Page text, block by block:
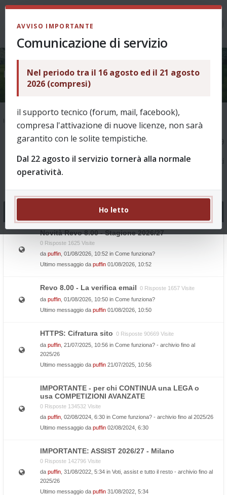
Bug e problemi
Indice
1 2 3 4 5 … 8 189
argomenti
Novità Revo 8.00 - Stagione 2026/27
0 Risposte 1625 Visite
da puffin , 01/08/2026, 10:52 in Come funziona?
Ultimo messaggio da puffin 01/08/2026, 10:52
Revo 8.00 - La verifica email 0 Risposte 1657 Visite
da puffin , 01/08/2026, 10:50 in Come funziona?
Ultimo messaggio da puffin 01/08/2026, 10:50
HTTPS: Cifratura sito 0 Risposte 90669 Visite
da puffin , 21/07/2025, 10:56 in Come funziona? - archivio fino al
2025/26
Ultimo messaggio da puffin 21/07/2025, 10:56
IMPORTANTE - per chi CONTINUA una LEGA o
usa COMPETIZIONI AVANZATE
0 Risposte 134532 Visite
da puffin , 02/08/2024, 6:30 in Come funziona? - archivio fino al 2025/26
Ultimo messaggio da puffin 02/08/2024, 6:30
IMPORTANTE: ASSIST 2026/27 - Milano
0 Risposte 142796 Visite
da puffin , 31/08/2022, 5:34 in Voti, assist e tutto il resto - archivio fino al
2025/26
Ultimo messaggio da puffin 31/08/2022, 5:34
AVVISO IMPORTANTE
Comunicazione di servizio
Nel periodo tra il 16 agosto ed il 21 agosto
2026 (compresi)
il supporto tecnico (forum, mail, facebook),
compresa l'attivazione di nuove licenze, non sarà
garantito con le solite tempistiche.
Dal 22 agosto il servizio tornerà alla normale
operatività.
Ho letto